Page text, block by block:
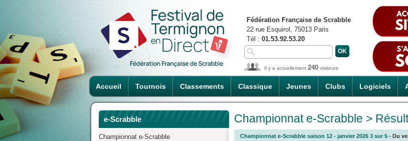
Accueil Tournois Classements Classique Jeunes Clubs Logiciels
Fédération Française de Scrabble
22 rue Esquirol, 75013 Paris
Tél : 01.53.92.53.20
Il y a actuellement 240 visiteurs
e-Scrabble
Championnat e-Scrabble
Championnat e-Scrabble >
Championnat e-Scrabble saison 12 - janvier 2026 3 sur 5 - Du